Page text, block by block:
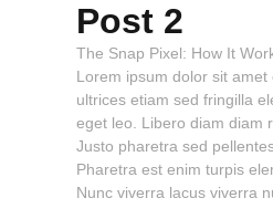
Post 2
The Snap Pixel: How It
Lorem ipsum dolor sit amet
ultrices etiam sed fringilla
eget leo. Libero diam diam
Justo pharetra sed
Pharetra est enim turpis
Nunc viverra lacus viverra